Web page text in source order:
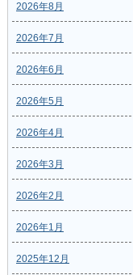
2026年8月
2026年7月
2026年6月
2026年5月
2026年4月
2026年3月
2026年2月
2026年1月
2025年12月